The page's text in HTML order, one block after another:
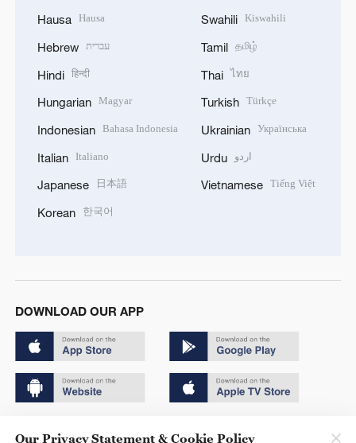
Hausa Hausa
Hebrew עברית
Hindi हिन्दी
Hungarian Magyar
Indonesian Bahasa Indonesia
Italian Italiano
Japanese 日本語
Korean 한국어
Swahili Kiswahili
Tamil தமிழ்
Thai ไทย
Turkish Türkçe
Ukrainian Українська
Urdu اردو
Vietnamese Tiếng Việt
DOWNLOAD OUR APP
Our Privacy Statement & Cookie Policy